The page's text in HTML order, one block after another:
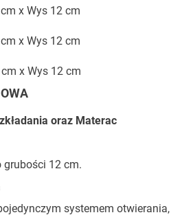
x Wys 12 cm
x Wys 12 cm
x Wys 12 cm
oraz Materac
grubości 12 cm.
systemem